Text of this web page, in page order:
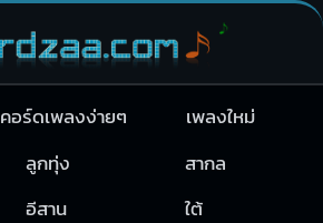
คอร์ดเพลงง่ายๆ
เพลงใหม่
ลูกทุ่ง
สากล
อีสาน
ใต้